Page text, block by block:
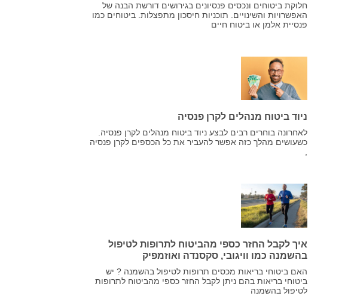
חלוקת ביטוחים ונכסים פנסיונים בגירושים דורשת הבנה של
האפשרויות והשינויים. תוכניות חיסכון מתפצלות. ביטוחים כמו
פנסיית אלמן או ביטוח חיים
ניוד ביטוח מנהלים לקרן פנסיה
לאחרונה בוחרים רבים לבצע ניוד ביטוח מנהלים לקרן פנסיה.
כשעושים מהלך כזה אפשר להעביר את כל הכספים לקרן פנסיה
,
איך לקבל החזר כספי מהביטוח לתרופות לטיפול
בהשמנה כמו וויגובי, סקסנדה ואוזמפיק
האם ביטוחי בריאות מכסים תרופות לטיפול בהשמנה ? יש
ביטוחי בריאות בהם ניתן לקבל החזר כספי מהביטוח לתרופות
לטיפול בהשמנה